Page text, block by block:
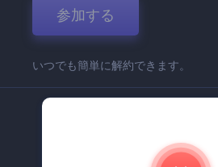
参加する
いつでも簡単に解約できます。
Renderforest 企業情報